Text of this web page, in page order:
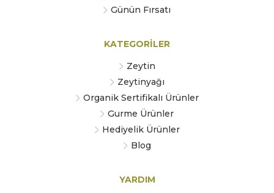
Günün Fırsatı
KATEGORİLER
Zeytin
Zeytinyağı
Organik Sertifikalı Ürünler
Gurme Ürünler
Hediyelik Ürünler
Blog
YARDIM